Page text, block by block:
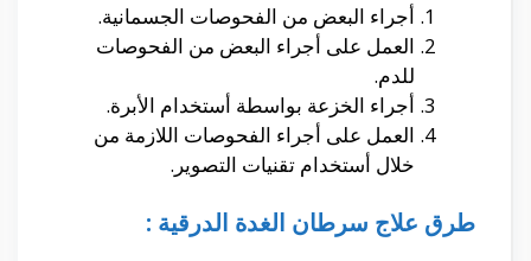
أجراء البعض من الفحوصات الجسمانية.
العمل على أجراء البعض من الفحوصات
للدم.
أجراء الخزعة بواسطة أستخدام الأبرة.
العمل على أجراء الفحوصات اللازمة من
خلال أستخدام تقنيات التصوير.
طرق علاج سرطان الغدة الدرقية :